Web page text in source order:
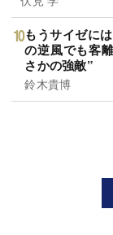
もうサイゼに
の逆風でも客
さかの強敵”
鈴木貴博